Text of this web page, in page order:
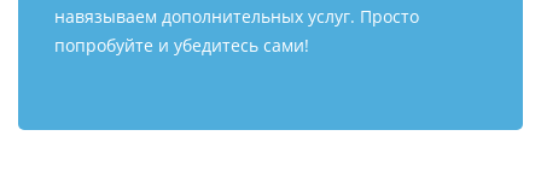
навязываем дополнительных услуг. Просто
попробуйте и убедитесь сами!